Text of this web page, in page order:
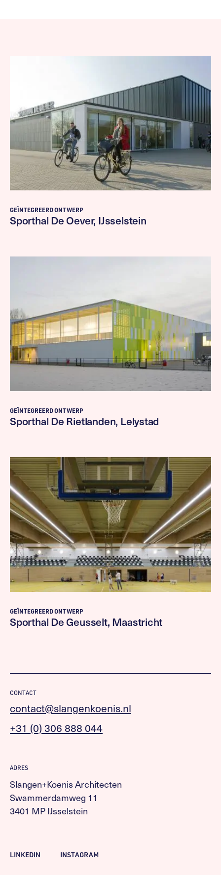
GEÏNTEGREERD ONTWERP
Sporthal De Oever, IJsselstein
GEÏNTEGREERD ONTWERP
Sporthal De Rietlanden, Lelystad
GEÏNTEGREERD ONTWERP
Sporthal De Geusselt, Maastricht
CONTACT
contact@slangenkoenis.nl
+31 (0) 306 888 044
ADRES
Slangen+Koenis Architecten
Swammerdamweg 11
3401 MP IJsselstein
LINKEDIN INSTAGRAM